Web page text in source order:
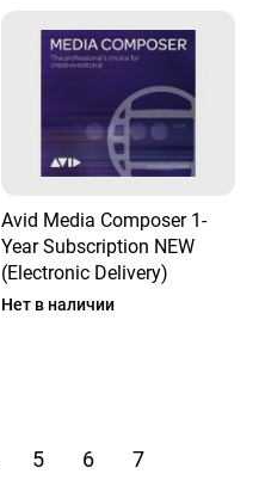
Avid Media Composer 1-
Year Subscription NEW
(Electronic Delivery)
Нет в наличии
5 6 7